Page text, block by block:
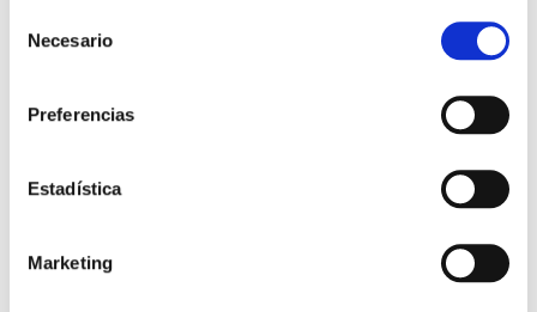
no has seleccionado ninguna opción, pulsar este botón
equivaldrá a rechazar todas las cookies. Si deseas
obtener más información consulta nuestra Política de
Cookiesaquí
Necesario
Preferencias
Estadística
Marketing